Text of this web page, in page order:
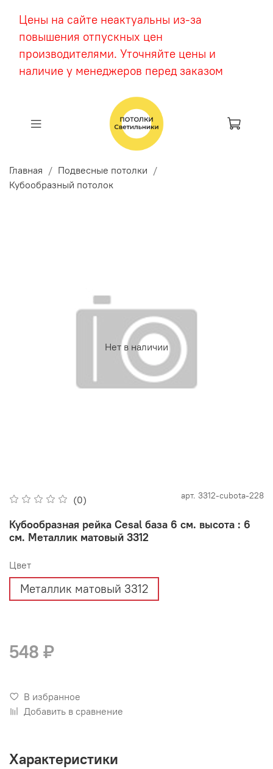
Цены на сайте неактуальны из-за
повышения отпускных цен
производителями. Уточняйте цены и
наличие у менеджеров перед заказом
Главная
Подвесные потолки
Кубообразный потолок
Нет в наличии
(0) арт. 3312-cubota-228
Кубообразная рейка Cesal база 6 см. высота : 6
см. Металлик матовый 3312
Цвет
Металлик матовый 3312
548 ₽
В избранное
Добавить в сравнение
Характеристики